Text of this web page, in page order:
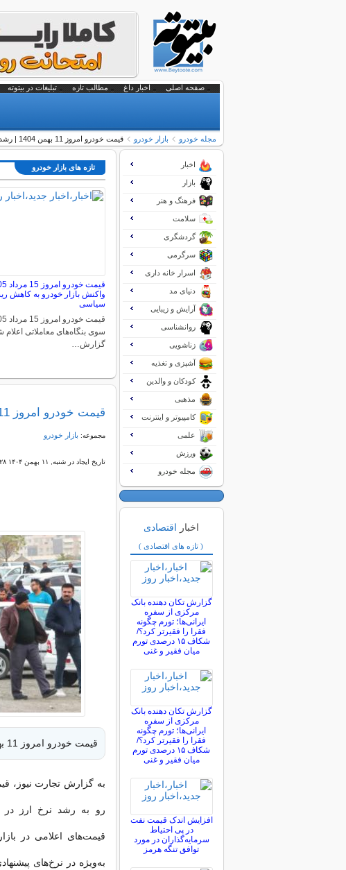
صفحه اصلی اخبار داغ مطالب تازه تبلیغات در بیتوته
مجله خودرو بازار خودرو قیمت خودرو امروز 11 بهمن 1404 | رشد 50 میلیون تومانی سورن پلاس
تازه های بازار خودرو
واکنش بازار خودرو به کاهش
سیاسی
سوی بنگاه‌های معاملاتی اعلام
گزارش…
قیمت خودرو امروز 11 بهمن 1404 | رشد 50 میلیون تومانی سورن پلاس
مجموعه: بازار خودرو
تاریخ ایجاد در شنبه, ۱۱ بهمن ۱۴۰۴ ۱۳:۲۸
قیمت خودرو امروز 11 بهمن 1404 از سوی بنگاه‌های معاملاتی اعلام شد.
رو به رشد نرخ ارز در
قیمت‌های اعلامی در
به‌ویژه در نرخ‌های
اخبار
بازار
فرهنگ و هنر
سلامت
گردشگری
سرگرمی
اسرار خانه داری
دنیای مد
آرایش و زیبایی
روانشناسی
زناشویی
آشپزی و تغذیه
کودکان و والدین
مذهبی
کامپیوتر و اینترنت
علمی
ورزش
مجله خودرو
اخبار اقتصادی
( تازه های اقتصادی )
گزارش تکان‌ دهنده بانک
مرکزی از سفره
ایرانی‌ها؛ تورم چگونه
فقرا را فقیرتر کرد؟/
شکاف ۱۵ درصدی تورم
میان فقیر و غنی
گزارش تکان‌ دهنده بانک
مرکزی از سفره
ایرانی‌ها؛ تورم چگونه
فقرا را فقیرتر کرد؟/
شکاف ۱۵ درصدی تورم
میان فقیر و غنی
افزایش اندک قیمت نفت
در پی احتیاط
سرمایه‌گذاران در مورد
توافق تنگه هرمز